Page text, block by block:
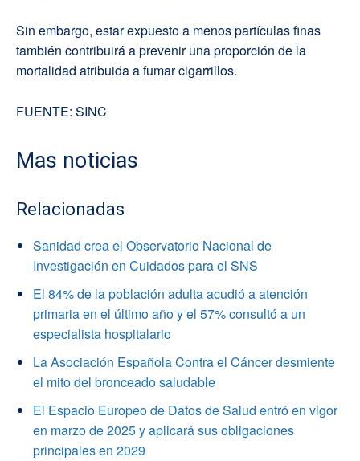
Sin embargo, estar expuesto a menos partículas finas
también contribuirá a prevenir una proporción de la
mortalidad atribuida a fumar cigarrillos.
FUENTE: SINC
Mas noticias
Relacionadas
Sanidad crea el Observatorio Nacional de
Investigación en Cuidados para el SNS
El 84% de la población adulta acudió a atención
primaria en el último año y el 57% consultó a un
especialista hospitalario
La Asociación Española Contra el Cáncer desmiente
el mito del bronceado saludable
El Espacio Europeo de Datos de Salud entró en vigor
en marzo de 2025 y aplicará sus obligaciones
principales en 2029